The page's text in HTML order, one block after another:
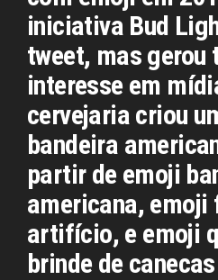
iniciativa Bud
tweet, mas gerou
interesse em
cervejaria criou
bandeira
partir de emoji
americana, emoji
artifício, e emoji
brinde de